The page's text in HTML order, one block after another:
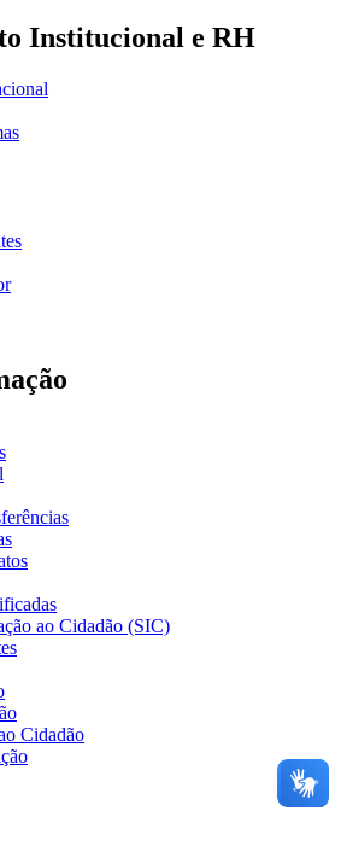
Institucional e RH
ao Cidadão (SIC)
Cidadão